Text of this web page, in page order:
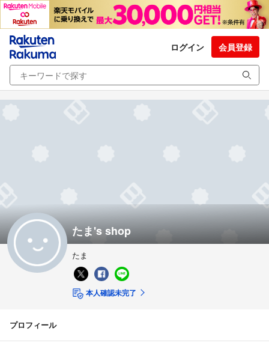
ログイン 会員登録
たま's shop
たま
本人確認未完了
プロフィール